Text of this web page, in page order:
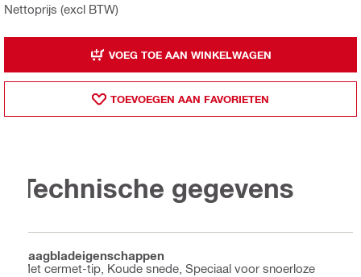
Nettoprijs (excl BTW)
VOEG TOE AAN WINKELWAGEN
TOEVOEGEN AAN FAVORIETEN
Technische gegevens
Zaagbladeigenschappen
Met cermet-tip, Koude snede, Speciaal voor snoerloze